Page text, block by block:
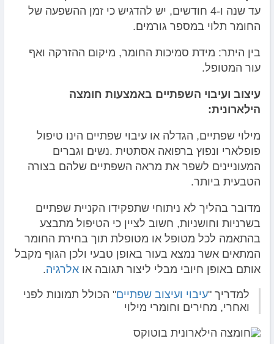
עד שנה ו-4 חודשים, יש להדגיש כי זמן ההשפעה של
החומר תלוי במספר גורמים.
בין היתר: מידת סמיכות החומר, מיקום ההזרקה ואף
עור המטופל.
עיצוב ועיבוי השפתיים באמצעות חומצה
הילארונית:
מילוי שפתיים, הגדלה או עיבוי שפתיים הינו טיפול
פופלארי ונפוץ ברפואה אסתטית .נשים וגברים
המעוניינים לשפר את מראה השפתיים שלהם בצורה
הטבעית ביותר.
מדובר בהליך לא ניתוחי שתפקידו הקניית שפתיים
בשרניות וחושניות, חשוב לציין כי הטיפול מתבצע
בהתאמה לכל מטופל או מטופלת תוך בחירת החומר
המתאים אשר נמצא בעור באופן טבעי ולכן הגוף מקבל
אותם באופן חיובי מבלי ליצור תגובה או אלרגיה.
למדריך "עיבוי ועיצוב שפתיים" הכולל תמונות לפני
ואחרי, מחירים וחומרי מילוי